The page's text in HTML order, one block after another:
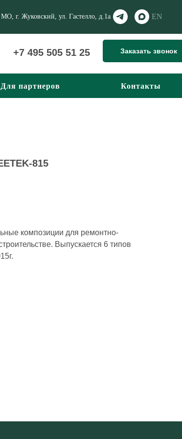
МО, г. Жуковский, ул. Гастелло, д.1а EN
+7 495 505 51 25 Заказать звонок
Для партнеров Контакты
815
композиции для ремонтно-
Выпускается 6 типов